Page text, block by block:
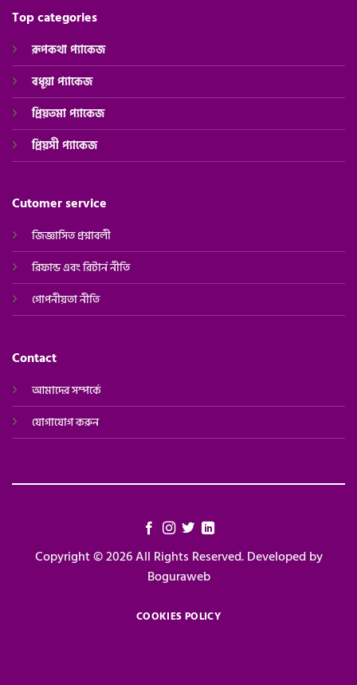
Top categories
রূপকথা প্যাকেজ
বধূয়া প্যাকেজ
প্রিয়তমা প্যাকেজ
প্রিয়সীপ্যাকেজ
Cutomer service
জিজ্ঞাসিত প্রশ্নাবলী
রিফান্ড এবং রিটার্ন নীতি
গোপনীয়তা নীতি
Contact
আমাদের সম্পর্কে
যোগাযোগ করুন
Copyright © 2026 All Rights Reserved. Developed by
Boguraweb
COOKIES POLICY